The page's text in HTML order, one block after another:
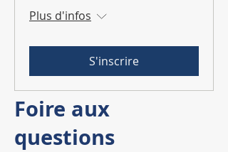
Plus d'infos
S'inscrire
Foire aux
questions